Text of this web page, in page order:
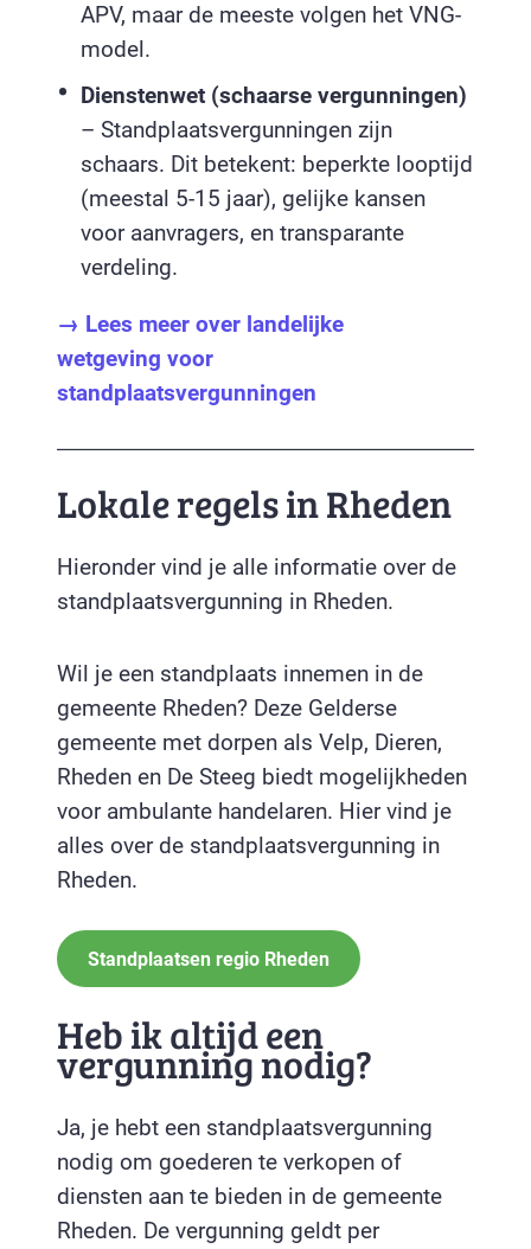
APV, maar de meeste volgen het VNG-
model.
Dienstenwet (schaarse vergunningen)
– Standplaatsvergunningen zijn
schaars. Dit betekent: beperkte looptijd
(meestal 5-15 jaar), gelijke kansen
voor aanvragers, en transparante
verdeling.
→ Lees meer over landelijke
wetgeving voor
standplaatsvergunningen
Lokale regels in Rheden
Hieronder vind je alle informatie over de
standplaatsvergunning in Rheden.
Wil je een standplaats innemen in de
gemeente Rheden? Deze Gelderse
gemeente met dorpen als Velp, Dieren,
Rheden en De Steeg biedt mogelijkheden
voor ambulante handelaren. Hier vind je
alles over de standplaatsvergunning in
Rheden.
Standplaatsen regio Rheden
Heb ik altijd een
vergunning nodig?
Ja, je hebt een standplaatsvergunning
nodig om goederen te verkopen of
diensten aan te bieden in de gemeente
Rheden. De vergunning geldt per